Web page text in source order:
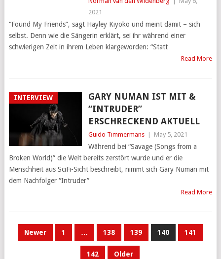
2021
“Found My Friends”, sagt Hayley Kiyoko und meint damit – sich
selbst. Denn wie die Sängerin erklärt, sei ihr während einer
schwierigen Zeit in ihrem Leben klargeworden: “Statt
Read More
INTERVIEW
GARY NUMAN IST MIT &
“INTRUDER”
ERSCHRECKEND AKTUELL
Guido Timmermans May 5, 2021
Während bei “Savage (Songs from a
Broken World)” die Welt bereits zerstört wurde und er die
Menschheit aus SciFi-Sicht beschreibt, nimmt sich Gary Numan mit
dem Nachfolger “Intruder”
Read More
POSTS
PAGINATION
Newer 1 … 138 139 140 141
142 Older